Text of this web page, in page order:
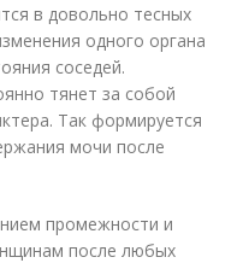
в довольно тесных
одного органа
соседей.
тянет за собой
Так формируется
мочи после
промежности и
после любых